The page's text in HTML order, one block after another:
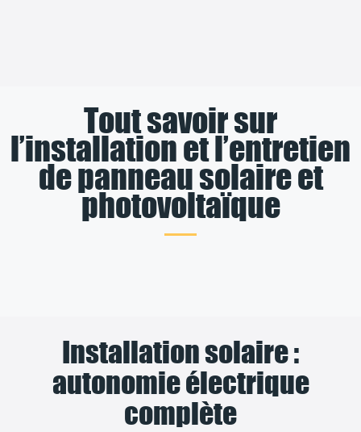
Tout savoir sur
l’installation et l’entretien
de panneau solaire et
photovoltaïque
Installation solaire :
autonomie électrique
complète